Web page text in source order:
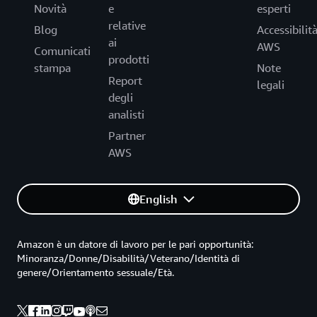
Novità
Blog
Comunicati
stampa
e
relative
ai
prodotti
Report
degli
analisti
Partner
AWS
esperti
Accessibilità
AWS
Note
legali
English
Amazon è un datore di lavoro per le pari opportunità:
Minoranza/Donne/Disabilità/Veterano/Identità di
genere/Orientamento sessuale/Età.